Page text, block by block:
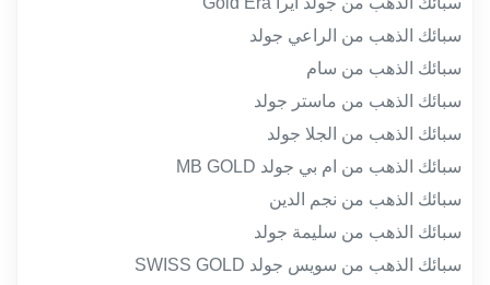
سبائك الذهب من الراعي جولد
سبائك الذهب من سام
سبائك الذهب من ماستر جولد
سبائك الذهب من الجلا جولد
سبائك الذهب من ام بي جولد MB GOLD
سبائك الذهب من نجم الدين
سبائك الذهب من سليمة جولد
سبائك الذهب من سويس جولد SWISS GOLD